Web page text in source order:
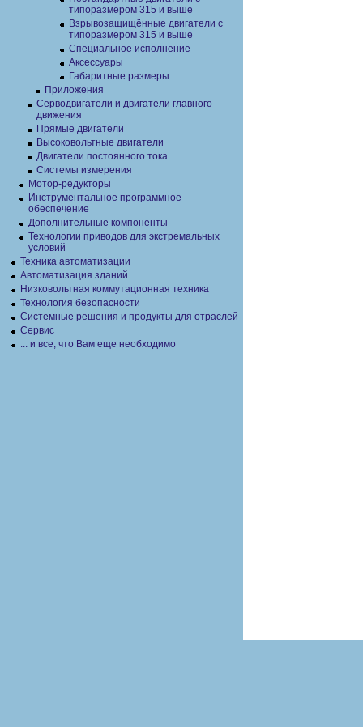
типоразмером 315 и выше
Взрывозащищённые двигатели с
типоразмером 315 и выше
Специальное исполнение
Аксессуары
Габаритные размеры
Приложения
Серводвигатели и двигатели главного
движения
Прямые двигатели
Высоковольтные двигатели
Двигатели постоянного тока
Системы измерения
Мотор-редукторы
Инструментальное программное
обеспечение
Дополнительные компоненты
Технологии приводов для экстремальных
условий
Техника автоматизации
Автоматизация зданий
Низковольтная коммутационная техника
Технология безопасности
Системные решения и продукты для отраслей
Сервис
... и все, что Вам еще необходимо